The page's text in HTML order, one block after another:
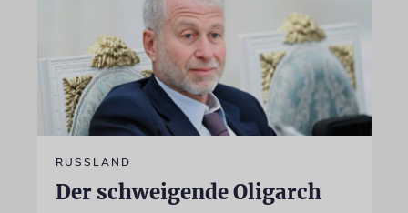
RUSSLAND
Der schweigende Oligarch